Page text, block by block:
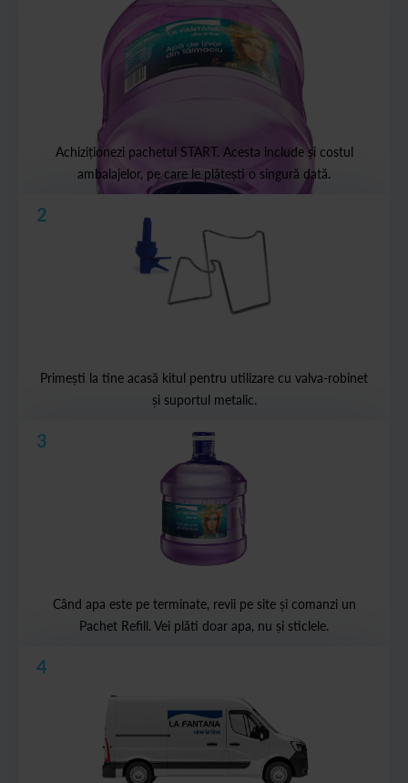
Achiziționezi pachetul START. Acesta include și costul
ambalajelor, pe care le plătești o singură dată.
2
Primești la tine acasă kitul pentru utilizare cu valva-robinet
și suportul metalic.
3
Când apa este pe terminate, revii pe site și comanzi un
Pachet Refill. Vei plăti doar apa, nu și sticlele.
4